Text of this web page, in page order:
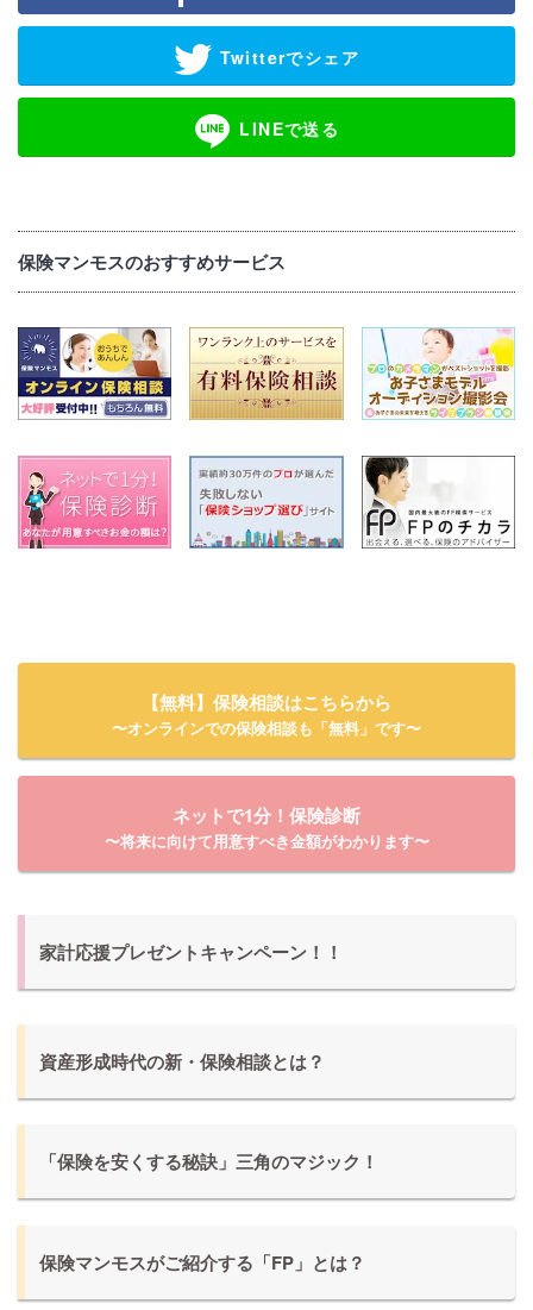
Twitterでシェア
LINEで送る
保険マンモスのおすすめサービス
【無料】保険相談はこちらから
〜オンラインでの保険相談も「無料」です〜
ネットで1分！保険診断
〜将来に向けて用意すべき金額がわかります〜
家計応援プレゼントキャンペーン！！
資産形成時代の新・保険相談とは？
「保険を安くする秘訣」三角のマジック！
保険マンモスがご紹介する「FP」とは？